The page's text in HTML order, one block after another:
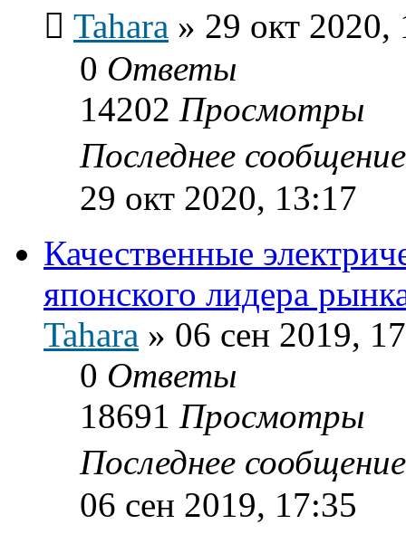
Tahara » 29 окт 2020,
0 Ответы
14202 Просмотры
Последнее
29 окт 2020, 13:17
Качественные
японского лидера
Tahara » 06 сен 2019,
0 Ответы
18691 Просмотры
Последнее
06 сен 2019, 17:35